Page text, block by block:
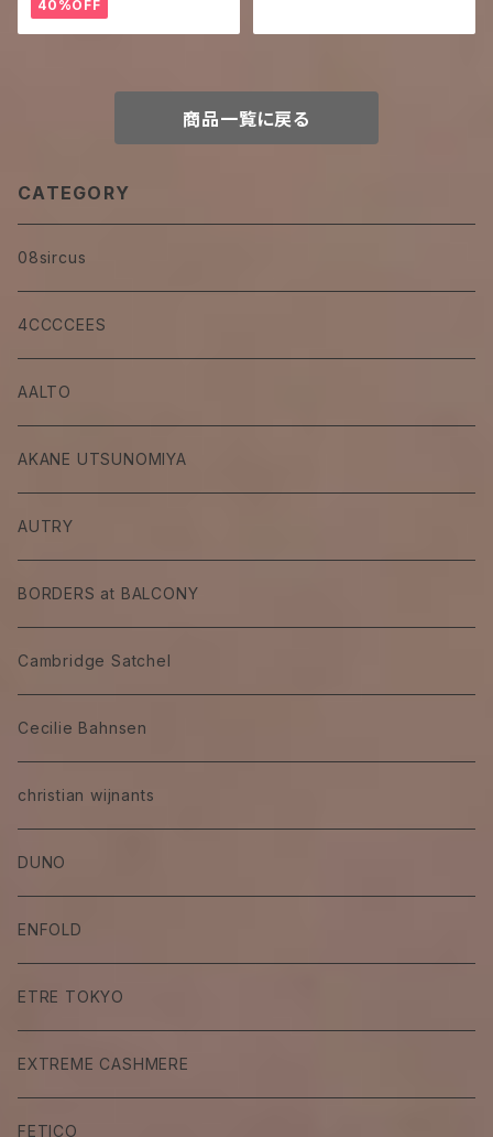
40%OFF
商品一覧に戻る
CATEGORY
08sircus
4CCCCEES
AALTO
AKANE UTSUNOMIYA
AUTRY
BORDERS at BALCONY
Cambridge Satchel
Cecilie Bahnsen
christian wijnants
DUNO
ENFOLD
ETRE TOKYO
EXTREME CASHMERE
FETICO